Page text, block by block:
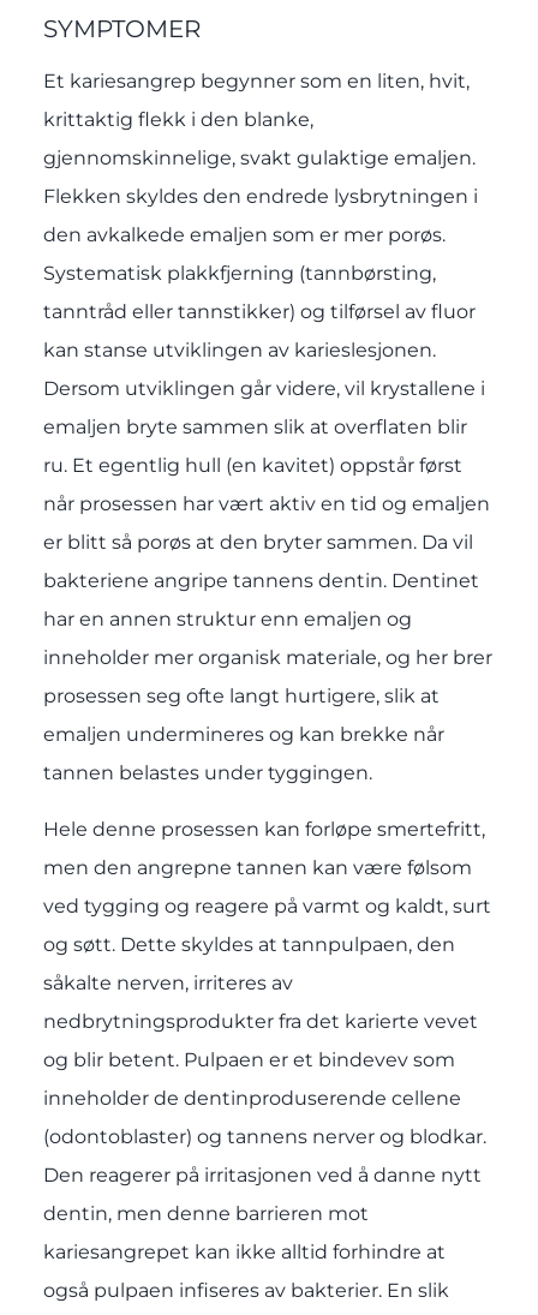
SYMPTOMER
Et kariesangrep begynner som en liten, hvit,
krittaktig flekk i den blanke,
gjennomskinnelige, svakt gulaktige emaljen.
Flekken skyldes den endrede lysbrytningen i
den avkalkede emaljen som er mer porøs.
Systematisk plakkfjerning (tannbørsting,
tanntråd eller tannstikker) og tilførsel av fluor
kan stanse utviklingen av karieslesjonen.
Dersom utviklingen går videre, vil krystallene i
emaljen bryte sammen slik at overflaten blir
ru. Et egentlig hull (en kavitet) oppstår først
når prosessen har vært aktiv en tid og emaljen
er blitt så porøs at den bryter sammen. Da vil
bakteriene angripe tannens dentin. Dentinet
har en annen struktur enn emaljen og
inneholder mer organisk materiale, og her brer
prosessen seg ofte langt hurtigere, slik at
emaljen undermineres og kan brekke når
tannen belastes under tyggingen.
Hele denne prosessen kan forløpe smertefritt,
men den angrepne tannen kan være følsom
ved tygging og reagere på varmt og kaldt, surt
og søtt. Dette skyldes at tannpulpaen, den
såkalte nerven, irriteres av
nedbrytningsprodukter fra det karierte vevet
og blir betent. Pulpaen er et bindevev som
inneholder de dentinproduserende cellene
(odontoblaster) og tannens nerver og blodkar.
Den reagerer på irritasjonen ved å danne nytt
dentin, men denne barrieren mot
kariesangrepet kan ikke alltid forhindre at
også pulpaen infiseres av bakterier. En slik